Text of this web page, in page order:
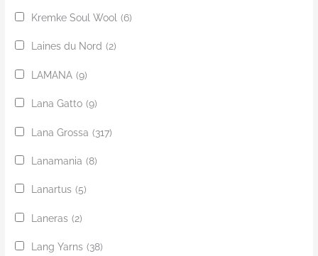
Kremke Soul Wool (6)
Laines du Nord (2)
LAMANA (9)
Lana Gatto (9)
Lana Grossa (317)
Lanamania (8)
Lanartus (5)
Laneras (2)
Lang Yarns (38)